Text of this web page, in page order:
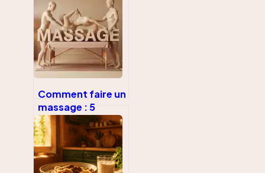
soulagement
digestif, action
antalgique et
précautions
d’usage
Comment faire un
massage : 5
techniques et
conseils pour une
détente profonde